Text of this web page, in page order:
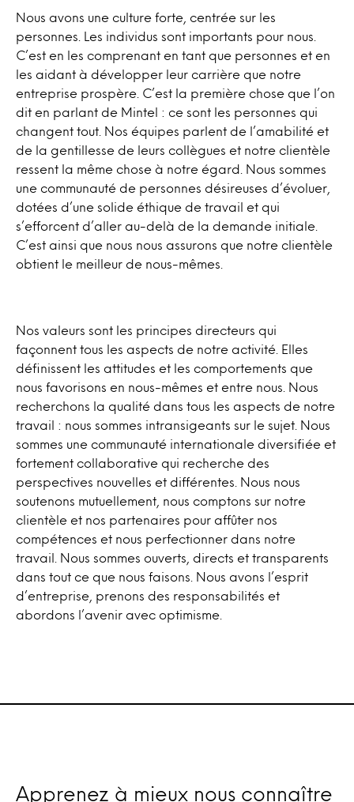
Nous avons une culture forte, centrée sur les
personnes. Les individus sont importants pour nous.
C’est en les comprenant en tant que personnes et en
les aidant à développer leur carrière que notre
entreprise prospère. C’est la première chose que l’on
dit en parlant de Mintel : ce sont les personnes qui
changent tout. Nos équipes parlent de l’amabilité et
de la gentillesse de leurs collègues et notre clientèle
ressent la même chose à notre égard. Nous sommes
une communauté de personnes désireuses d’évoluer,
dotées d’une solide éthique de travail et qui
s’efforcent d’aller au-delà de la demande initiale.
C’est ainsi que nous nous assurons que notre clientèle
obtient le meilleur de nous-mêmes.
Nos valeurs sont les principes directeurs qui
façonnent tous les aspects de notre activité. Elles
définissent les attitudes et les comportements que
nous favorisons en nous-mêmes et entre nous. Nous
recherchons la qualité dans tous les aspects de notre
travail : nous sommes intransigeants sur le sujet. Nous
sommes une communauté internationale diversifiée et
fortement collaborative qui recherche des
perspectives nouvelles et différentes. Nous nous
soutenons mutuellement, nous comptons sur notre
clientèle et nos partenaires pour affûter nos
compétences et nous perfectionner dans notre
travail. Nous sommes ouverts, directs et transparents
dans tout ce que nous faisons. Nous avons l’esprit
d’entreprise, prenons des responsabilités et
abordons l’avenir avec optimisme.
Apprenez à mieux nous connaître